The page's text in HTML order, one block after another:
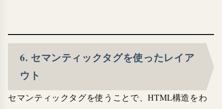
6. セマンティックタグを使ったレイア
ウト
セマンティックタグを使うことで、HTML構造をわ